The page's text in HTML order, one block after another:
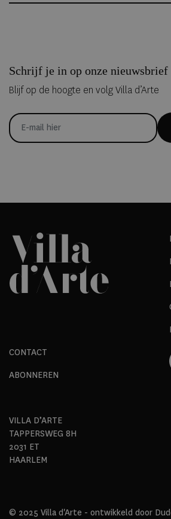
Schrijf je in op onze nieuwsbrief
Blijf op de hoogte en volg Villa d’Arte
CONTACT
ABONNEREN
VILLA D’ARTE
TAPPERSWEG 8H
2031 ET
HAARLEM
© 2025 Villa d'Arte - ontwikkeld door